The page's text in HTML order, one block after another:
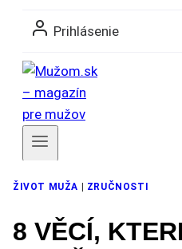
Prihlásenie
ŽIVOT MUŽA ZRUČNOSTI
8 VĚCÍ,